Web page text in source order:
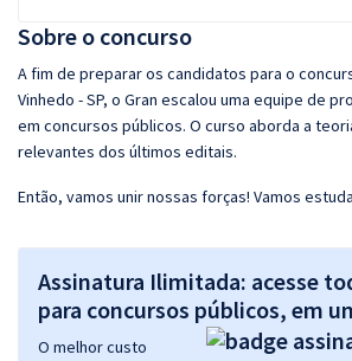
Sobre o concurso
A fim de preparar os candidatos para o
Vinhedo - SP, o Gran escalou uma equipe de
em concursos públicos. O curso aborda a
relevantes dos últimos editais.
Então, vamos unir nossas forças! Vamos
Assinatura Ilimitada: acesse
para concursos públicos, em
O melhor custo